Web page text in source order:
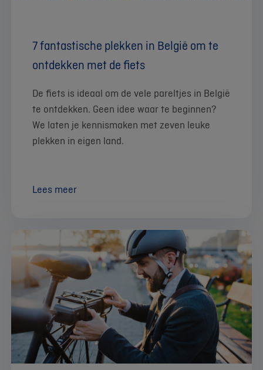
7 fantastische plekken in België om te
ontdekken met de fiets
De fiets is ideaal om de vele pareltjes in België
te ontdekken. Geen idee waar te beginnen?
We laten je kennismaken met zeven leuke
plekken in eigen land.
Lees meer